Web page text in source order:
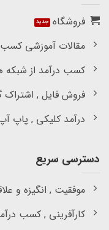
فروشگاه
مقالات آموزشی کسب
کسب درآمد از شبکه
فروش فایل , اشتراک
درآمد کلیکی , پاپ
دسترسی سریع
موفقیت , انگیزه و
کارآفرینی , کسب